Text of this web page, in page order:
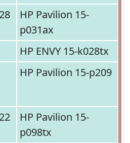
HP Pavilion 15-
p031ax
HP ENVY 15-k028tx
HP Pavilion 15-p209
HP Pavilion 15-
p098tx